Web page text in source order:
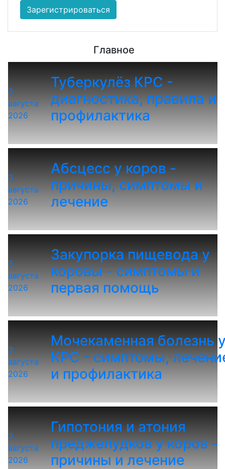
Зарегистрироваться
Главное
3
августа
2026
Туберкулёз КРС -
диагностика, правила и
профилактика
3
августа
2026
Абсцесс у коров -
причины, симптомы и
лечение
3
августа
2026
Закупорка пищевода у
коровы - симптомы и
первая помощь
3
августа
2026
Мочекаменная болезнь
КРС - симптомы,
и профилактика
3
августа
2026
Гипотония и атония
преджелудков у коров -
причины и лечение